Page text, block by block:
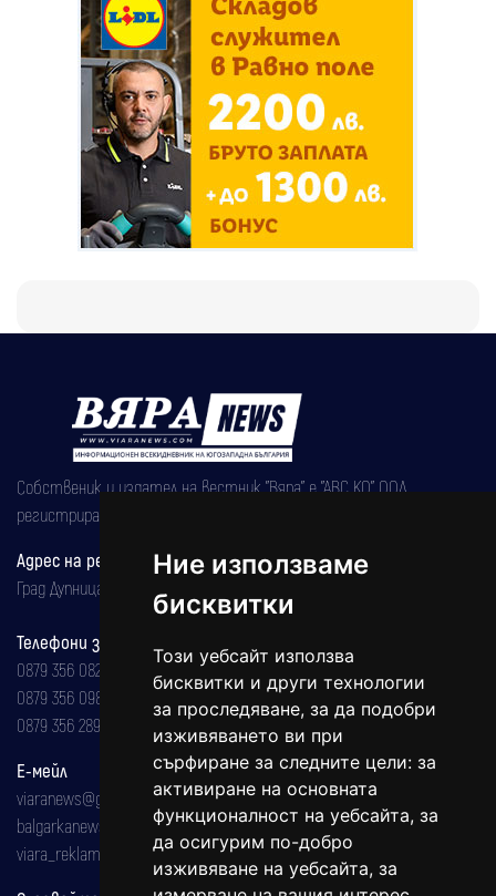
Ние използваме
бисквитки
Този уебсайт използва
бисквитки и други технологии
за проследяване, за да подобри
изживяването ви при
сърфиране за следните цели: за
активиране на основната
функционалност на уебсайта, за
да осигурим по-добро
изживяване на уебсайта, за
Собственик и издател на вестник "Вяра" е "АВС КО" ООД,
регистрирана на 08.05.2002 година.
Адрес на редакцията
Град Дупница, ул.''Христо Ботев" 43
Телефони за реклама и абонаменти
0879 356 082
0879 356 098
0879 356 289
Е-мейл
viaranews@gmail.com
balgarkanews@gmail.com
viara_reklama@mail.bg